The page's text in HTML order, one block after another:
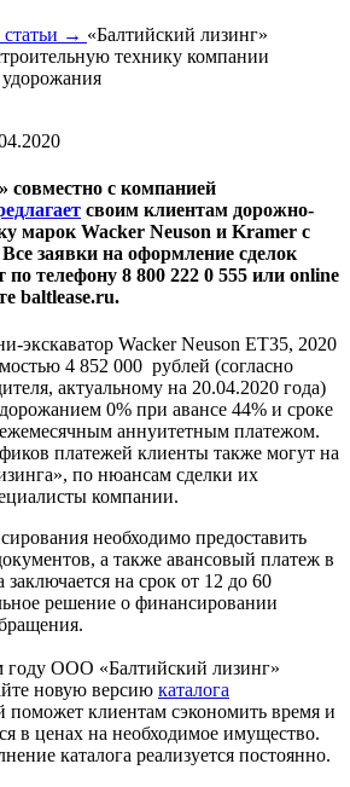
→ «Балтийский лизинг»
технику компании
удорожания
совместно с компанией
своим клиентам дорожно-
марок Wacker Neuson и Kramer с
заявки на оформление сделок
телефону 8 800 222 0 555 или online
baltlease.ru.
экскаватор Wacker Neuson ET35, 2020
4 852 000 рублей (согласно
актуальному на 20.04.2020 года)
0% при авансе 44% и сроке
аннуитетным платежом.
платежей клиенты также могут на
по нюансам сделки их
компании.
необходимо предоставить
а также авансовый платеж в
заключается на срок от 12 до 60
решение о финансировании
году ООО «Балтийский лизинг»
новую версию каталога
поможет клиентам сэкономить время и
в ценах на необходимое имущество.
каталога реализуется постоянно.